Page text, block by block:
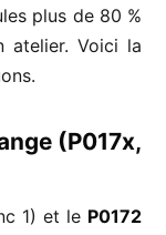
plus de 80 %
atelier. Voici la
(P017x,
1) et le P0172